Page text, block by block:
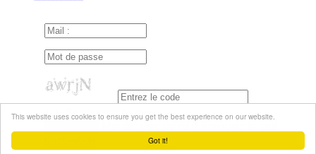
Got it!
This website uses cookies to ensure you get the best experience on our website.
Se souvenir de moi